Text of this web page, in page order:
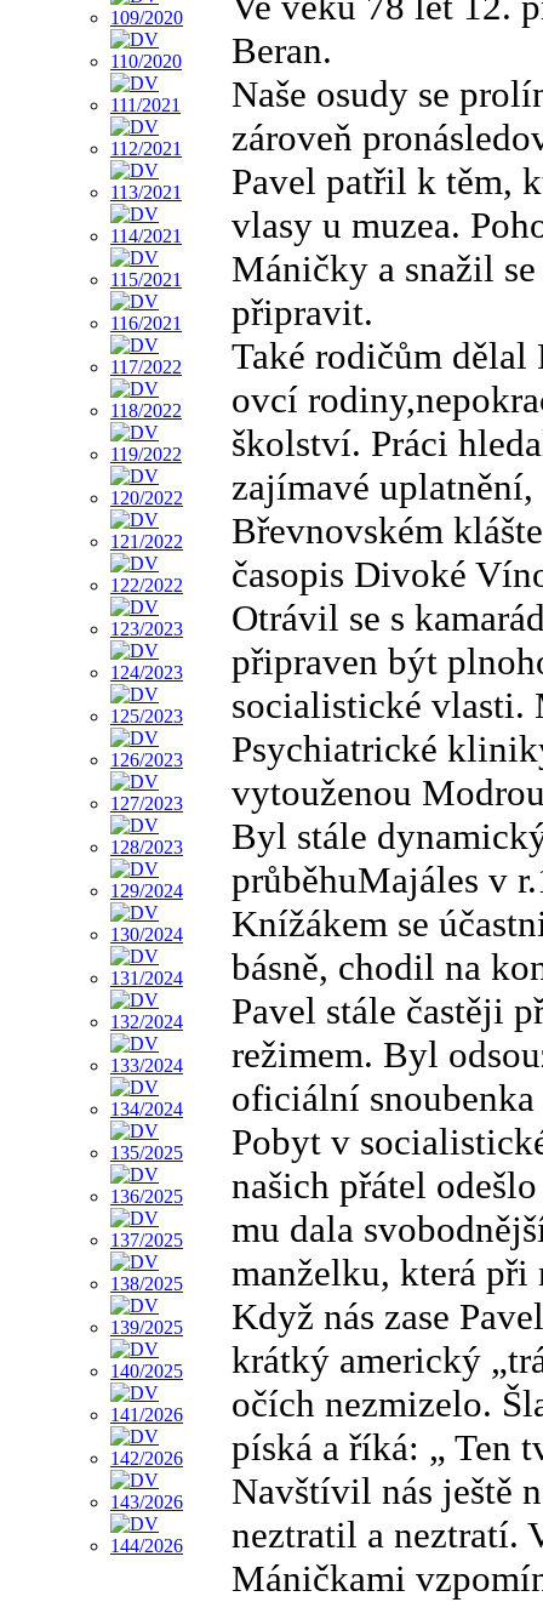
Beran.
Naše osudy se
zároveň
Pavel patřil k těm,
vlasy u muzea.
Máničky a snažil
připravit.
Také rodičům dělal
ovcí
školství. Práci
zajímavé
Břevnovském
časopis Divoké
Otrávil se s
připraven být
socialistické vlasti.
Psychiatrické
vytouženou
Byl stále
průběhuMajáles v
Knížákem se
básně, chodil na
Pavel stále častěji
režimem. Byl
oficiální
Pobyt v
našich přátel
mu dala
manželku, která při
Když nás zase
krátký americký
očích nezmizelo.
píská a říká: „ Ten
Navštívil nás ještě
neztratil a neztratí.
Máničkami